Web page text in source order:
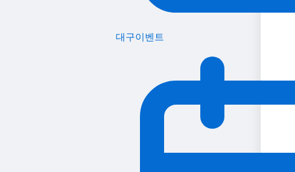
대구이벤트